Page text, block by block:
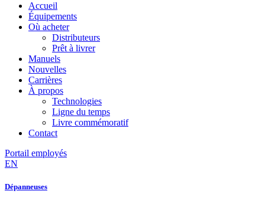
Accueil
Équipements
Où acheter
Distributeurs
Prêt à livrer
Manuels
Nouvelles
Carrières
À propos
Technologies
Ligne du temps
Livre commémoratif
Contact
Portail employés
EN
Dépanneuses